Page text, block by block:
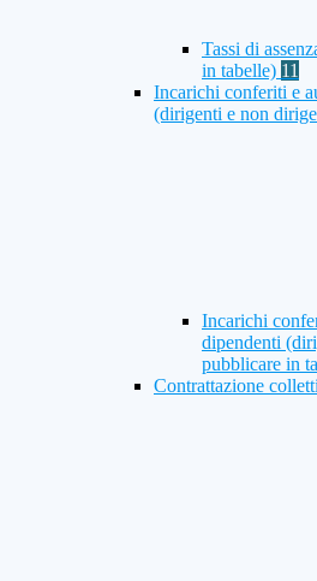
Tassi di
in tabelle) 11
Incarichi conferiti e
(dirigenti e non
Incarichi
dipendenti
pubblicare in
Contrattazione